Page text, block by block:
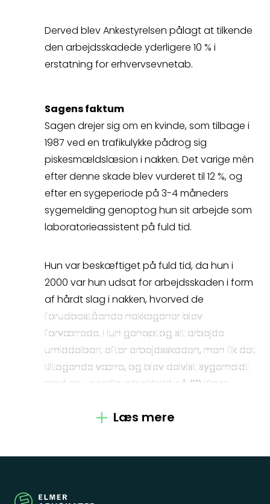
Spørgsmål
Erstatningsopgørelse
Kontakt
Kontakt
Fagområder
Om os
Derved blev Ankestyrelsen pålagt at tilkende
den arbejdsskadede yderligere 10 % i
erstatning for erhvervsevnetab.
Sagens faktum
Sagen drejer sig om en kvinde, som tilbage i
1987 ved en trafikulykke pådrog sig
piskesmældslæsion i nakken. Det varige mén
efter denne skade blev vurderet til 12 %, og
efter en sygeperiode på 3-4 måneders
sygemelding genoptog hun sit arbejde som
laboratorieassistent på fuld tid.
Hun var beskæftiget på fuld tid, da hun i
2000 var hun udsat for arbejdsskaden i form
af hårdt slag i nakken, hvorved de
forudbestående nakkegener blev
forværrede. Hun genoptog sit arbejde
umiddelbart efter arbejdsskaden, men fik det
tiltagende værre, og blev delvist sygemeldt
med en ugentlig arbejdstid på 20 timer,
forløb med henblik på fleksjob. Det varige
Læs mere